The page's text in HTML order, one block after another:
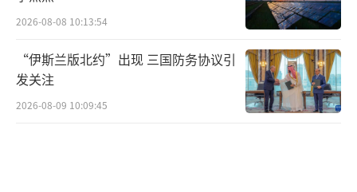
2026-08-08 10:13:54
“伊斯兰版北约”出现 三国防务协议引
发关注
2026-08-09 10:09:45